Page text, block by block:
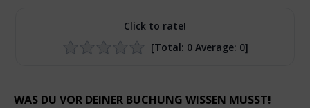
Click to rate!
[Total: 0Average: 0]
WAS DU VOR DEINER BUCHUNG WISSEN MUSST!